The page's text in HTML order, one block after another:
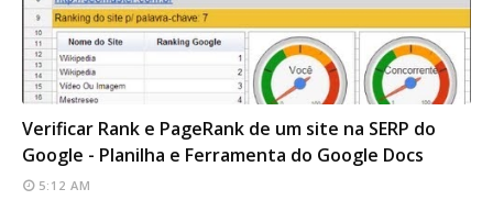
SEO TOOLS
Verificar Rank e PageRank de um site na SERP do
Google - Planilha e Ferramenta do Google Docs
5:12 AM